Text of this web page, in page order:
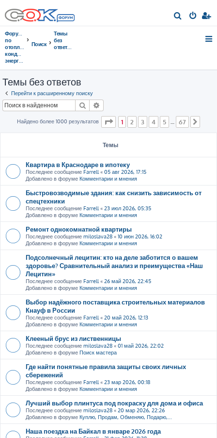
о
Форумы
по
отоплению,
кондиционированию,
энергосбережению
Поиск
Темы
без
ответов
Темы без ответов
Перейти к расширенному поиску
Поиск
Найдено более 1000 результатов Страница из 67
1 2 3 4 5 67
Темы
Квартира в Краснодаре в ипотеку
Последнее сообщение Farrell « 05 авг 2026, 17:15
Добавлено в форуме Комментарии и мнения
Быстровозводимые здания: как снизить зависимость от
спецтехники
Последнее сообщение Farrell « 23 июл 2026, 05:35
Добавлено в форуме Комментарии и мнения
Ремонт однокомнатной квартиры
Последнее сообщение miloslava28 « 10 июн 2026, 16:02
Добавлено в форуме Комментарии и мнения
Подсолнечный лецитин: кто на деле заботится о вашем
здоровье? Сравнительный анализ и преимущества «Наш
Лецитин»
Последнее сообщение Farrell « 26 май 2026, 22:45
Добавлено в форуме Комментарии и мнения
Выбор надёжного поставщика строительных материалов
Кнауф в России
Последнее сообщение Farrell « 20 май 2026, 12:13
Добавлено в форуме Комментарии и мнения
Клееный брус из лиственницы
Последнее сообщение miloslava28 « 01 май 2026, 22:02
Добавлено в форуме Поиск мастера
Где найти понятные правила защиты своих личных
сбережений
Последнее сообщение Farrell « 23 мар 2026, 00:18
Добавлено в форуме Комментарии и мнения
Лучший выбор плинтуса под покраску для дома и офиса
Последнее сообщение miloslava28 « 20 мар 2026, 22:26
Добавлено в форуме Куплю, Продам, Обменяю, Подарю,...
Наша поездка на Байкал в январе 2026 года